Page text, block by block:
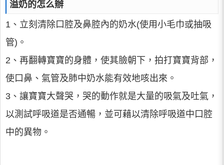
溢奶的怎么辦
1、立刻清除口腔及鼻腔內的奶水(使用小毛巾或抽吸
管)。
2、再翻轉寶寶的身體，使其臉朝下，拍打寶寶背部，
使口鼻、氣管及肺中奶水能有效地咳出來。
3、讓寶寶大聲哭，哭的動作就是大量的吸氣及吐氣，
以測試呼吸道是否通暢，並可藉以清除呼吸道中口腔
中的異物。